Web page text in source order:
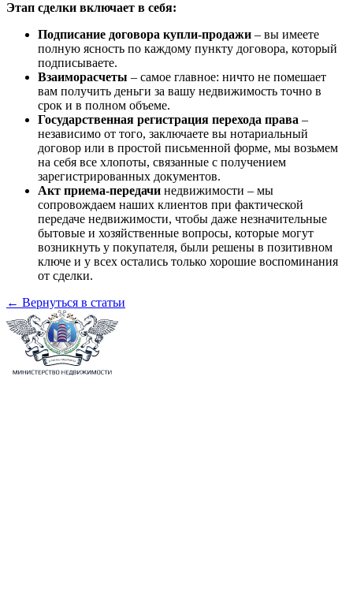
Этап сделки включает в себя:
Подписание договора купли-продажи – вы имеете
полную ясность по каждому пункту договора, который
подписываете.
Взаиморасчеты – самое главное: ничто не помешает
вам получить деньги за вашу недвижимость точно в
срок и в полном объеме.
Государственная регистрация перехода права –
независимо от того, заключаете вы нотариальный
договор или в простой письменной форме, мы возьмем
на себя все хлопоты, связанные с получением
зарегистрированных документов.
Акт приема-передачи недвижимости – мы
сопровождаем наших клиентов при фактической
передаче недвижимости, чтобы даже незначительные
бытовые и хозяйственные вопросы, которые могут
возникнуть у покупателя, были решены в позитивном
ключе и у всех остались только хорошие воспоминания
от сделки.
← Вернуться в статьи